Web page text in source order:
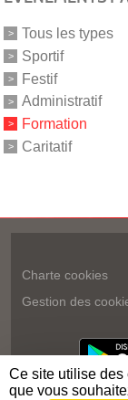
Tous les types
Sportif
Festif
Administratif
Formation
Caritatif
Charte cookies
Gestion des
Ce site utilise des
que vous